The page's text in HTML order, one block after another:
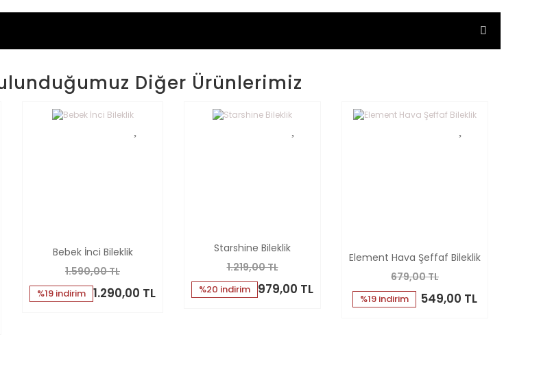
Diğer Ürünlerimiz
Bebek İnci Bileklik
1.590,00 TL
%19 indirim 1.290,00 TL
Starshine Bileklik
1.219,00 TL
%20 indirim 979,00 TL
Element Hava Şeffaf Bileklik
679,00 TL
%19 indirim 549,00 TL